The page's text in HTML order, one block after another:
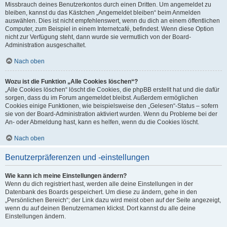
Missbrauch deines Benutzerkontos durch einen Dritten. Um angemeldet zu
bleiben, kannst du das Kästchen „Angemeldet bleiben“ beim Anmelden
auswählen. Dies ist nicht empfehlenswert, wenn du dich an einem öffentlichen
Computer, zum Beispiel in einem Internetcafé, befindest. Wenn diese Option
nicht zur Verfügung steht, dann wurde sie vermutlich von der Board-
Administration ausgeschaltet.
Nach oben
Wozu ist die Funktion „Alle Cookies löschen“?
„Alle Cookies löschen“ löscht die Cookies, die phpBB erstellt hat und die dafür
sorgen, dass du im Forum angemeldet bleibst. Außerdem ermöglichen
Cookies einige Funktionen, wie beispielsweise den „Gelesen“-Status – sofern
sie von der Board-Administration aktiviert wurden. Wenn du Probleme bei der
An- oder Abmeldung hast, kann es helfen, wenn du die Cookies löscht.
Nach oben
Benutzerpräferenzen und -einstellungen
Wie kann ich meine Einstellungen ändern?
Wenn du dich registriert hast, werden alle deine Einstellungen in der
Datenbank des Boards gespeichert. Um diese zu ändern, gehe in den
„Persönlichen Bereich“; der Link dazu wird meist oben auf der Seite angezeigt,
wenn du auf deinen Benutzernamen klickst. Dort kannst du alle deine
Einstellungen ändern.